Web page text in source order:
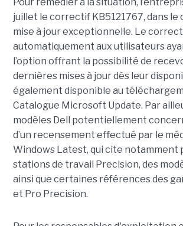
juillet le correctif KB5121767, dans le
mise à jour exceptionnelle. Le
automatiquement aux utilisateurs
l’option offrant la possibilité de
dernières mises à jour dès leur
également disponible au
Catalogue Microsoft Update. Par
modèles Dell potentiellement
d’un recensement effectué par le
Windows Latest, qui cite notamment
stations de travail Precision, des
ainsi que certaines références des
et Pro Precision.